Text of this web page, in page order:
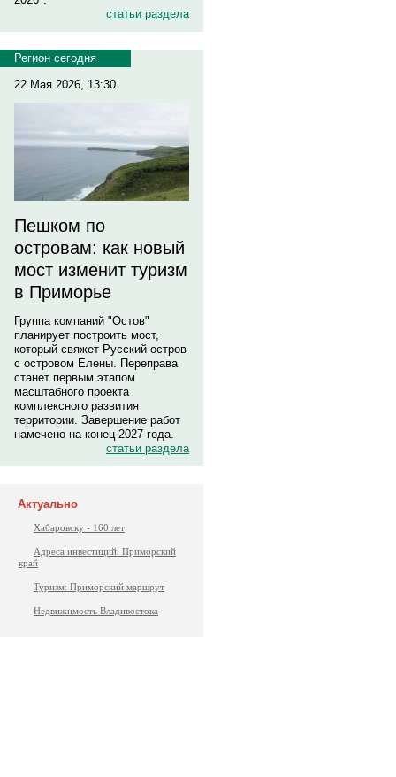
статьи раздела
Регион сегодня
22 Мая 2026, 13:30
Пешком по
островам: как новый
мост изменит туризм
в Приморье
Группа компаний "Остов"
планирует построить мост,
который свяжет Русский остров
с островом Елены. Переправа
станет первым этапом
масштабного проекта
комплексного развития
территории. Завершение работ
намечено на конец 2027 года.
статьи раздела
Актуально
Хабаровску - 160 лет
Адреса инвестиций. Приморский
край
Туризм: Приморский маршрут
Недвижимость Владивостока